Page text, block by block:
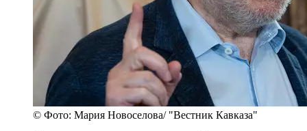
© Фото: Мария Новоселова/ "Вестник Кавказа"